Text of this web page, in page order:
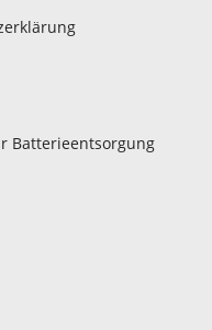
Batterieentsorgung